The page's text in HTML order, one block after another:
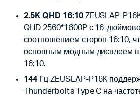
2.5K QHD 16:10ZEUSLAP-
QHD 2560*1600P с 16-
соотношением сторон 16:10,
основным модным дисплеем в
16:10.
144Гц ZEUSLAP-P16K
Thunderbolts Type C на